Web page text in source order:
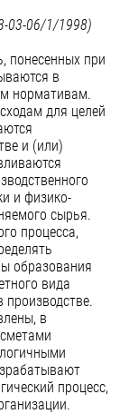
03-06/1/1998)
понесенных при
в
нормативам.
для целей
и (или)
и физико-
сырья.
процесса,
образования
вида
в
процесс,